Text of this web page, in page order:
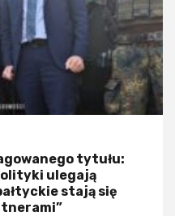
tytułu:
ulegają
stają się